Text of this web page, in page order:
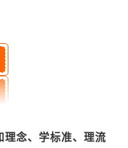
理念、学标准、理流